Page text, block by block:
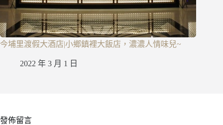
今埔里渡假大酒店|小鄉鎮裡大飯店，濃濃人情味兒~
2022 年 3 月 1 日
發佈留言